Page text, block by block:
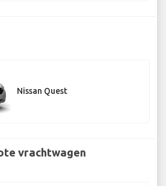
Nissan Quest
vrachtwagen